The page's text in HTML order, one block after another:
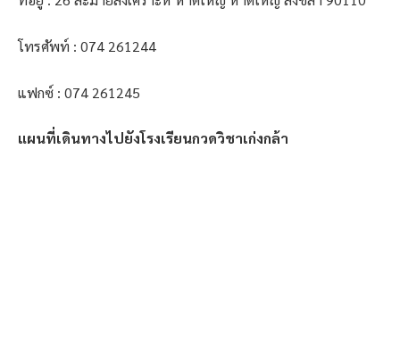
โทรศัพท์ : 074 261244
แฟกซ์ : 074 261245
แผนที่เดินทางไปยังโรงเรียนกวดวิชาเก่งกล้า